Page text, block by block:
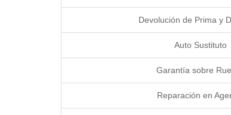
Devolución de Prima y
Auto Sustituto
Garantía sobre
Reparación en